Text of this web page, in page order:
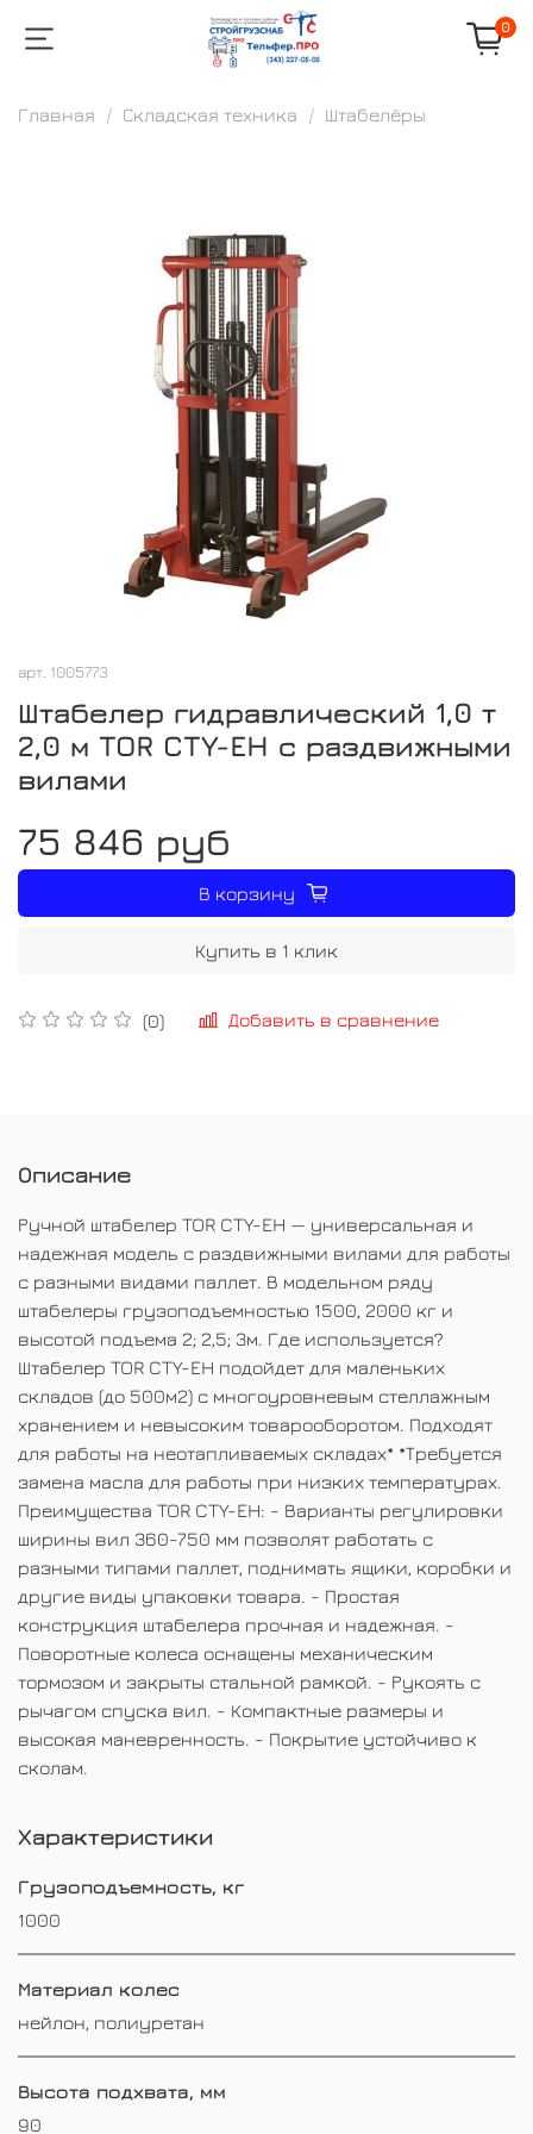
0
Главная Складская техника Штабелёры
арт. 1005773
Штабелер гидравлический 1,0 т
2,0 м TOR CTY-EH с раздвижными
вилами
(0) Добавить в сравнение
75 846 руб
В корзину
Купить в 1 клик
Описание
Ручной штабелер TOR CTY-EH — универсальная и
надежная модель с раздвижными вилами для работы
с разными видами паллет. В модельном ряду
штабелеры грузоподъемностью 1500, 2000 кг и
высотой подъема 2; 2,5; 3м. Где используется?
Штабелер TOR CTY-EH подойдет для маленьких
складов (до 500м2) с многоуровневым стеллажным
хранением и невысоким товарооборотом. Подходят
для работы на неотапливаемых складах* *Требуется
замена масла для работы при низких температурах.
Преимущества TOR CTY-EH: - Варианты регулировки
ширины вил 360-750 мм позволят работать с
разными типами паллет, поднимать ящики, коробки и
другие виды упаковки товара. - Простая
конструкция штабелера прочная и надежная. -
Поворотные колеса оснащены механическим
тормозом и закрыты стальной рамкой. - Рукоять с
рычагом спуска вил. - Компактные размеры и
высокая маневренность. - Покрытие устойчиво к
сколам.
Характеристики
Грузоподъемность, кг
1000
Материал колес
нейлон, полиуретан
Высота подхвата, мм
90